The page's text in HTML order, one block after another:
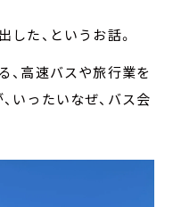
た、というお話。
、高速バスや旅行業を
いったいなぜ、バス会